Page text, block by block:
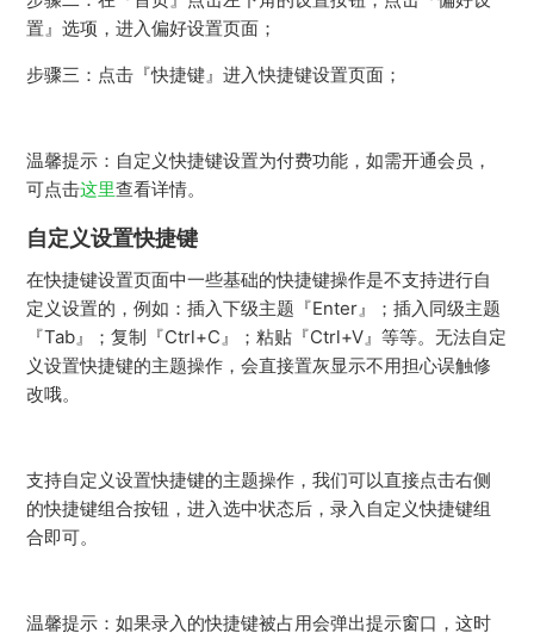
置』选项，进入偏好设置页面；
步骤三：点击『快捷键』进入快捷键设置页面；
温馨提示：自定义快捷键设置为付费功能，如需开通会员，
可点击这里查看详情。
自定义设置快捷键
在快捷键设置页面中一些基础的快捷键操作是不支持进行自
定义设置的，例如：插入下级主题『Enter』；插入同级主题
『Tab』；复制『Ctrl+C』；粘贴『Ctrl+V』等等。无法自定
义设置快捷键的主题操作，会直接置灰显示不用担心误触修
改哦。
支持自定义设置快捷键的主题操作，我们可以直接点击右侧
的快捷键组合按钮，进入选中状态后，录入自定义快捷键组
合即可。
温馨提示：如果录入的快捷键被占用会弹出提示窗口，这时